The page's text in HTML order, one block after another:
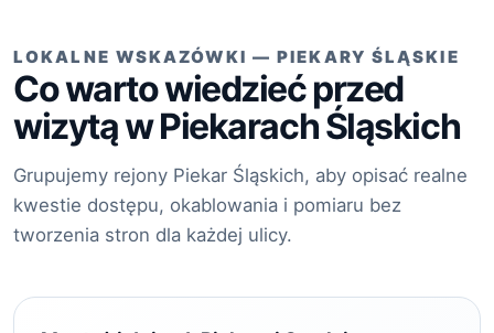
LOKALNE WSKAZÓWKI — PIEKARY ŚLĄSKIE
Co warto wiedzieć przed
wizytą w Piekarach Śląskich
Grupujemy rejony Piekar Śląskich, aby opisać realne
kwestie dostępu, okablowania i pomiaru bez
tworzenia stron dla każdej ulicy.